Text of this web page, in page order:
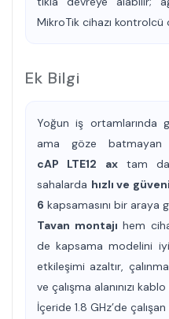
MikroTik cihazı kontrolcü
Ek Bilgi
Yoğun iş ortamlarında
ama göze
cAP LTE12 axtam da
sahalarda hızlı ve
6 kapsamasını bir araya
Tavan montajı hem
de kapsama modelini
etkileşimi azaltır,
ve çalışma alanınızı kablo
İçeride 1.8 GHz’de çalışan